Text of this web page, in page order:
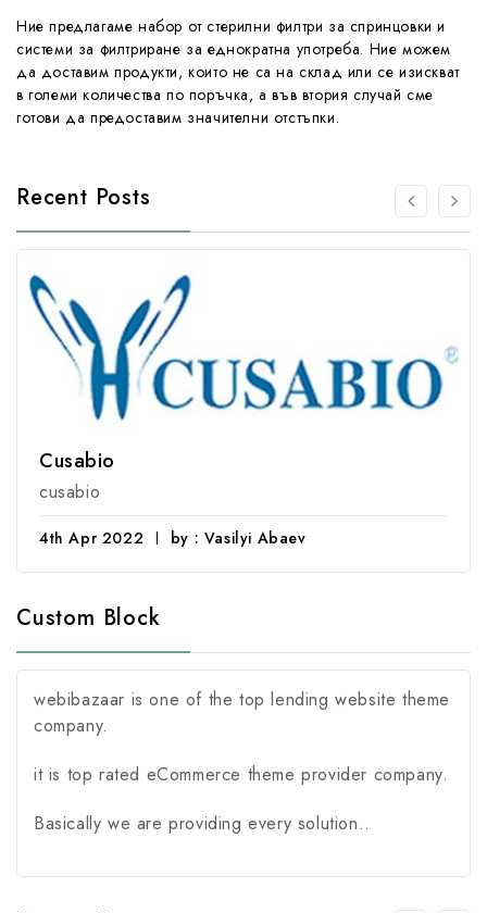
Ние предлагаме набор от стерилни филтри за спринцовки и
системи за филтриране за еднократна употреба. Ние можем
да доставим продукти, които не са на склад или се изискват
в големи количества по поръчка, а във втория случай сме
готови да предоставим значителни отстъпки.
Recent Posts
Cusabio
cusabio
4th Apr 2022 by : Vasilyi Abaev
Custom Block
webibazaar is one of the top lending website theme
company.
it is top rated eCommerce theme provider company.
Basically we are providing every solution..